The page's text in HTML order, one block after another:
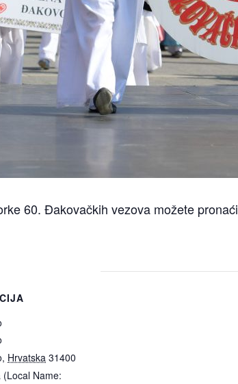
60. Đakovačkih vezova možete pronaći
, Hrvatska 31400
(Local Name: